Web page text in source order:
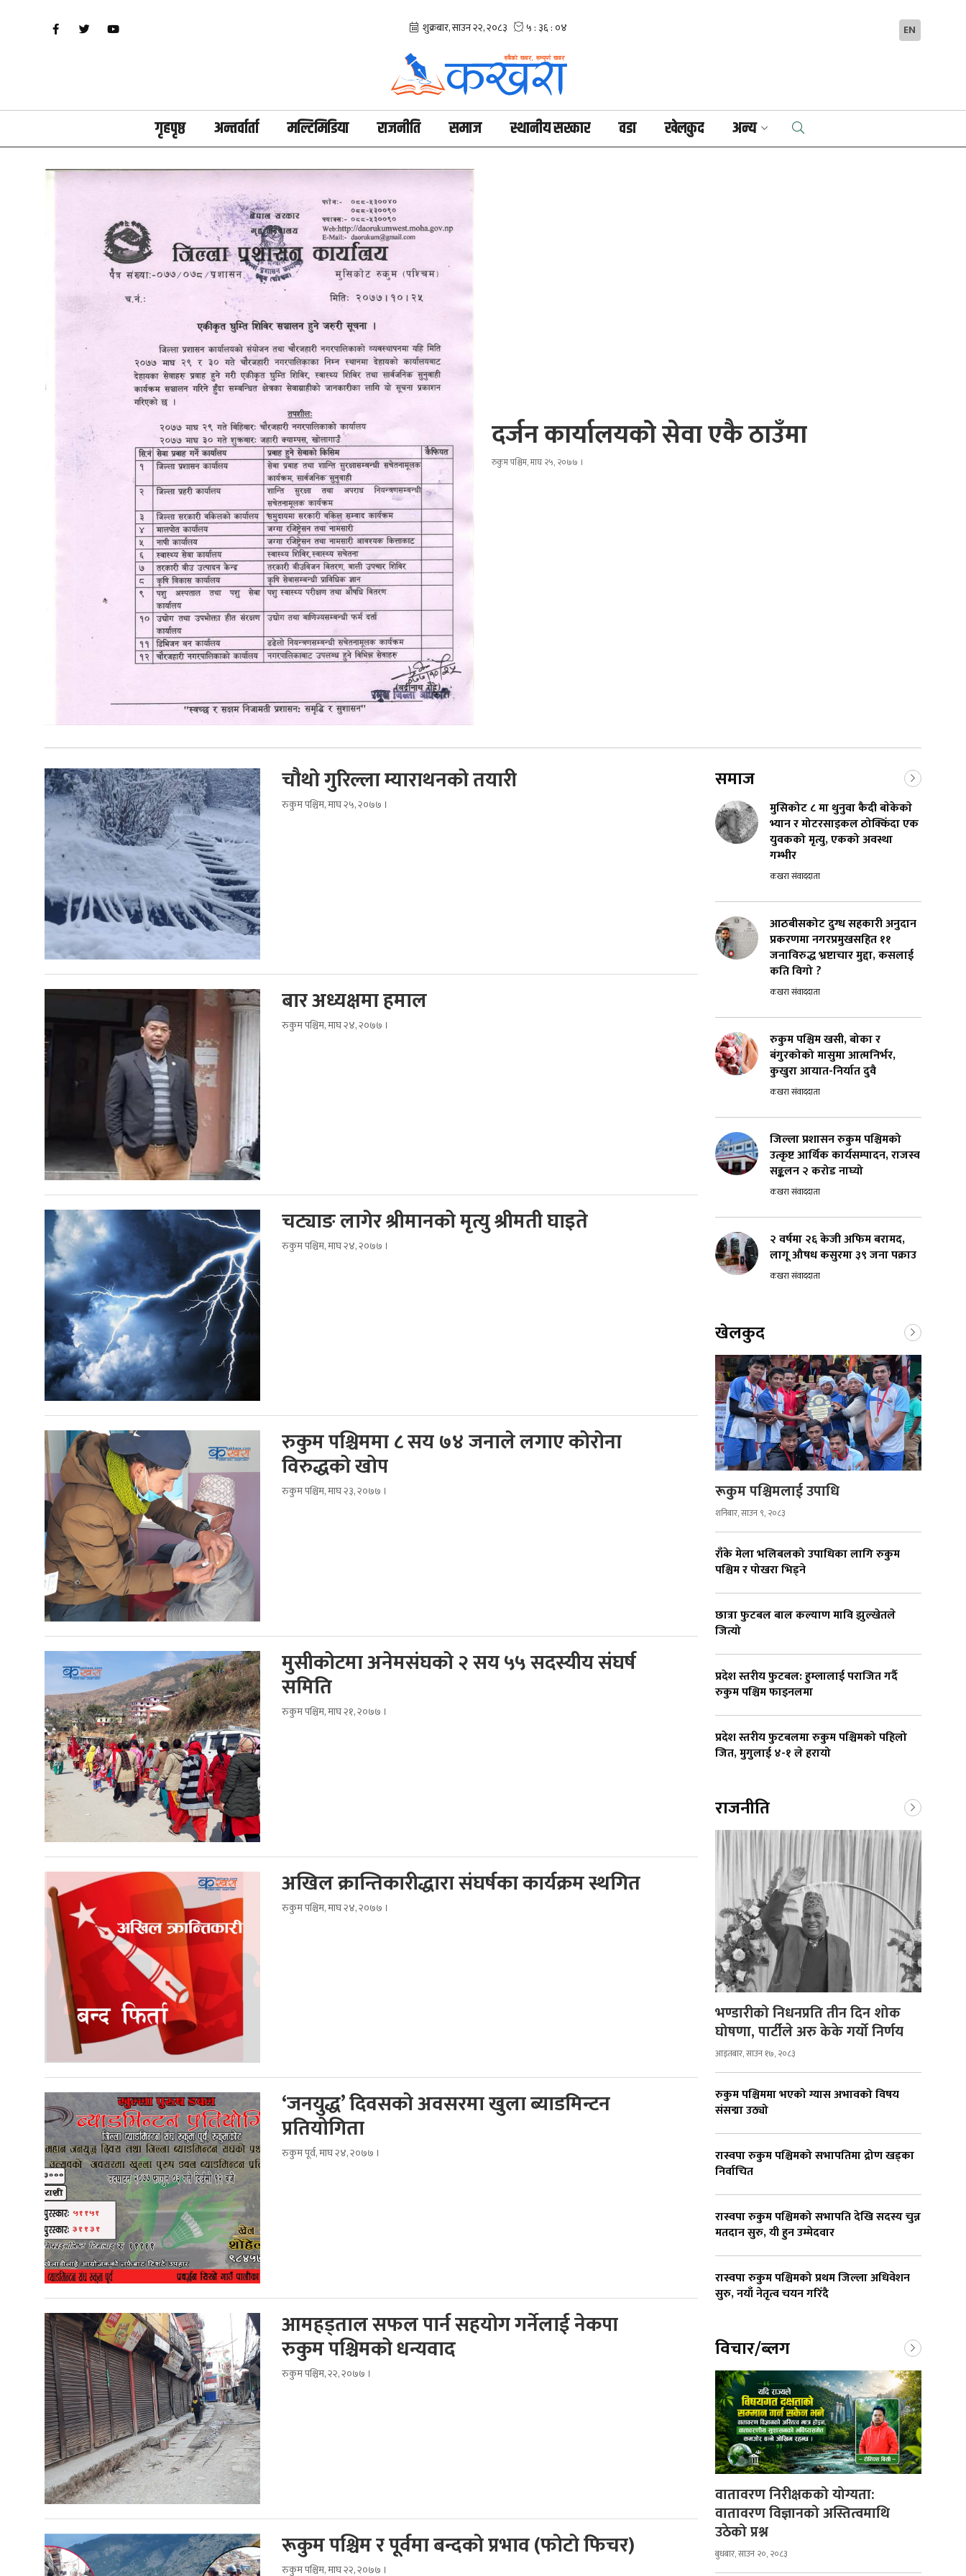
EN
गृहपृष्ठ अन्तर्वार्ता मल्टिमिडिया राजनीति समाज स्थानीय सरकार वडा खेलकुद अन्य
दर्जन कार्यालयको सेवा एकै ठाउँमा
रुकुम पश्चिम, माघ २५, २०७७ ।
चौथो गुरिल्ला म्याराथनको तयारी
रुकुम पश्चिम, माघ २५, २०७७ ।
बार अध्यक्षमा हमाल
रुकुम पश्चिम, माघ २४, २०७७ ।
चट्याङ लागेर श्रीमानको मृत्यु श्रीमती घाइते
रुकुम पश्चिम, माघ २४, २०७७ ।
रुकुम पश्चिममा ८ सय ७४ जनाले लगाए कोरोना
विरुद्धको खोप
रुकुम पश्चिम, माघ २३, २०७७ ।
मुसीकोटमा अनेमसंघको २ सय ५५ सदस्यीय संघर्ष
समिति
रुकुम पश्चिम, माघ २१, २०७७ ।
अखिल क्रान्तिकारीद्धारा संघर्षका कार्यक्रम स्थगित
रुकुम पश्चिम, माघ २४, २०७७ ।
‘जनयुद्ध’ दिवसको अवसरमा खुला ब्याडमिन्टन
प्रतियोगिता
रुकुम पूर्व, माघ २४, २०७७ ।
आमहड्ताल सफल पार्न सहयोग गर्नेलाई नेकपा
रुकुम पश्चिमको धन्यवाद
रुकुम पश्चिम, २२, २०७७ ।
रूकुम पश्चिम र पूर्वमा बन्दकाे प्रभाव (फाेटाे फिचर)
रुकुम पश्चिम, माघ २२, २०७७ ।
समाज
मुसिकोट ८ मा थुनुवा कैदी बाेकेकाे
भ्यान र मोटरसाइकल ठोक्किँदा एक
युवकको मृत्यु, एकको अवस्था
गम्भीर
कखरा संवाददाता
आठबीसकोट दुग्ध सहकारी अनुदान
प्रकरणमा नगरप्रमुखसहित ११
जनाविरुद्ध भ्रष्टाचार मुद्दा, कसलाई
कति विगो ?
कखरा संवाददाता
रुकुम पश्चिम खसी, बोका र
बंगुरकोको मासुमा आत्मनिर्भर,
कुखुरा आयात-निर्यात दुवै
कखरा संवाददाता
जिल्ला प्रशासन रुकुम पश्चिमको
उत्कृष्ट आर्थिक कार्यसम्पादन, राजस्व
सङ्कलन २ करोड नाघ्यो
कखरा संवाददाता
२ वर्षमा २६ केजी अफिम बरामद,
लागू औषध कसुरमा ३९ जना पक्राउ
कखरा संवाददाता
खेलकुद
रूकुम पश्चिमलाई उपाधि
शनिबार, साउन ९, २०८३
राँके मेला भलिबलको उपाधिका लागि रुकुम
पश्चिम र पोखरा भिड्ने
छात्रा फुटबल बाल कल्याण मावि झुल्खेतले
जित्यो
प्रदेश स्तरीय फुटबल: हुम्लालाई पराजित गर्दै
रुकुम पश्चिम फाइनलमा
प्रदेश स्तरीय फुटबलमा रुकुम पश्चिमको पहिलो
जित, मुगुलाई ४-१ ले हरायो
राजनीति
भण्डारीको निधनप्रति तीन दिन शोक
घोषणा, पार्टीले अरु केके गर्यो निर्णय
आइतबार, साउन १७, २०८३
रुकुम पश्चिममा भएको ग्यास अभावको विषय
संसद्मा उठ्यो
रास्वपा रुकुम पश्चिमको सभापतिमा द्रोण खड्का
निर्वाचित
रास्वपा रुकुम पश्चिमको सभापति देखि सदस्य चुन्न
मतदान सुरु, यी हुन उम्मेदवार
रास्वपा रुकुम पश्चिमको प्रथम जिल्ला अधिवेशन
सुरु, नयाँ नेतृत्व चयन गरिँदै
विचार/ब्लग
वातावरण निरीक्षकको योग्यता:
वातावरण विज्ञानको अस्तित्वमाथि
उठेको प्रश्न
बुधबार, साउन २०, २०८३